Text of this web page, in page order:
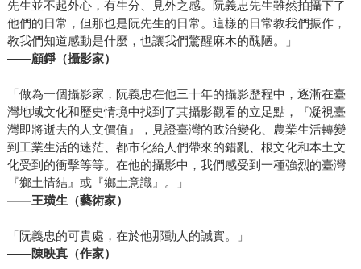
先生並不起外心，有生分、見外之感。阮義忠先生雖然拍攝下了
他們的日常，但那也是阮先生的日常。這樣的日常教我們振作，
教我們知道感動是什麼，也讓我們驚醒麻木的醜陋。」
——顧錚（攝影家）
「做為一個攝影家，阮義忠在他三十年的攝影歷程中，逐漸在臺
灣地域文化和歷史情境中找到了其攝影觀看的立足點，『凝視臺
灣即將逝去的人文價值』，見證臺灣的政治變化、農業生活轉變
到工業生活的迷茫、都市化給人們帶來的錯亂、根文化和本土文
化受到的衝擊等等。在他的攝影中，我們感受到一種強烈的臺灣
『鄉土情結』或『鄉土意識』。」
——王璜生（藝術家）
「阮義忠的可貴處，在於他那動人的誠實。」
——陳映真（作家）